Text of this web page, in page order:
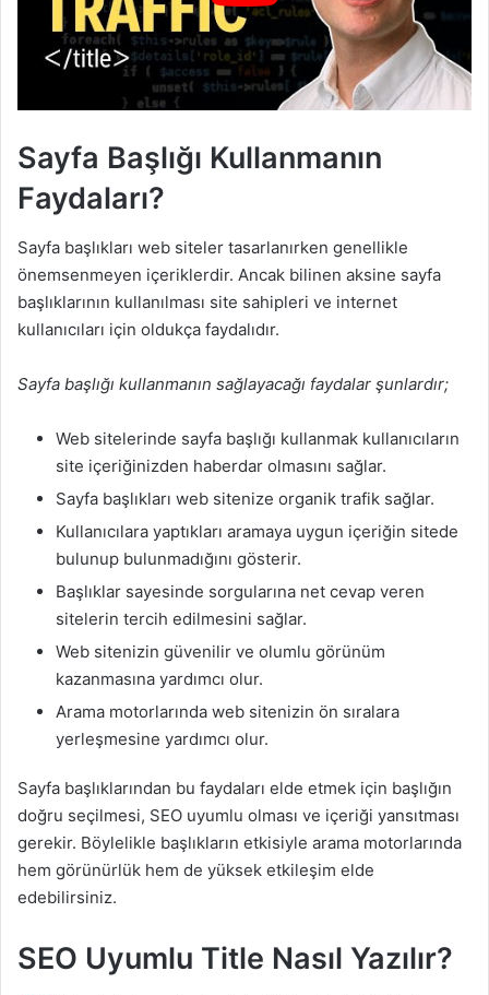
Sayfa Başlığı Kullanmanın
Faydaları?
Sayfa başlıkları web siteler tasarlanırken genellikle
önemsenmeyen içeriklerdir. Ancak bilinen aksine sayfa
başlıklarının kullanılması site sahipleri ve internet
kullanıcıları için oldukça faydalıdır.
Sayfa başlığı kullanmanın sağlayacağı faydalar şunlardır;
Web sitelerinde sayfa başlığı kullanmak kullanıcıların
site içeriğinizden haberdar olmasını sağlar.
Sayfa başlıkları web sitenize organik trafik sağlar.
Kullanıcılara yaptıkları aramaya uygun içeriğin sitede
bulunup bulunmadığını gösterir.
Başlıklar sayesinde sorgularına net cevap veren
sitelerin tercih edilmesini sağlar.
Web sitenizin güvenilir ve olumlu görünüm
kazanmasına yardımcı olur.
Arama motorlarında web sitenizin ön sıralara
yerleşmesine yardımcı olur.
Sayfa başlıklarından bu faydaları elde etmek için başlığın
doğru seçilmesi, SEO uyumlu olması ve içeriği yansıtması
gerekir. Böylelikle başlıkların etkisiyle arama motorlarında
hem görünürlük hem de yüksek etkileşim elde
edebilirsiniz.
SEO Uyumlu Title Nasıl Yazılır?